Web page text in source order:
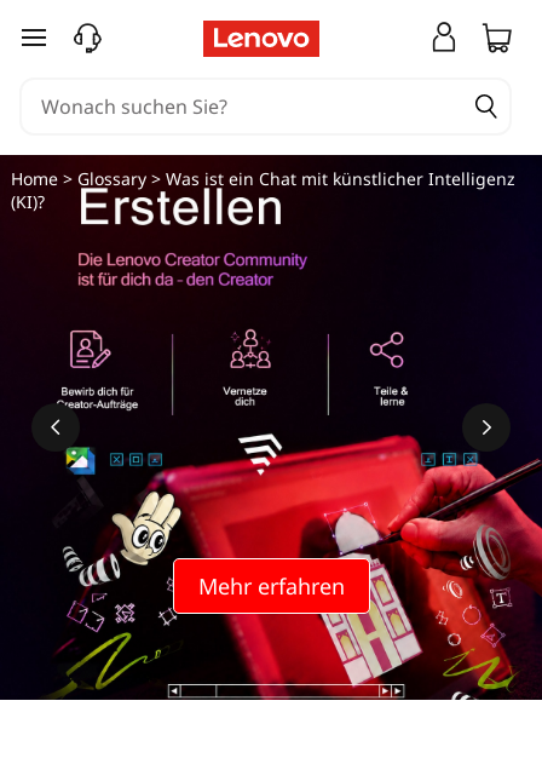
zum Hauptinhalt springen
Mehr erfahren
Home> Glossary> Was ist ein Chat mit künstlicher Intelligenz
(KI)?